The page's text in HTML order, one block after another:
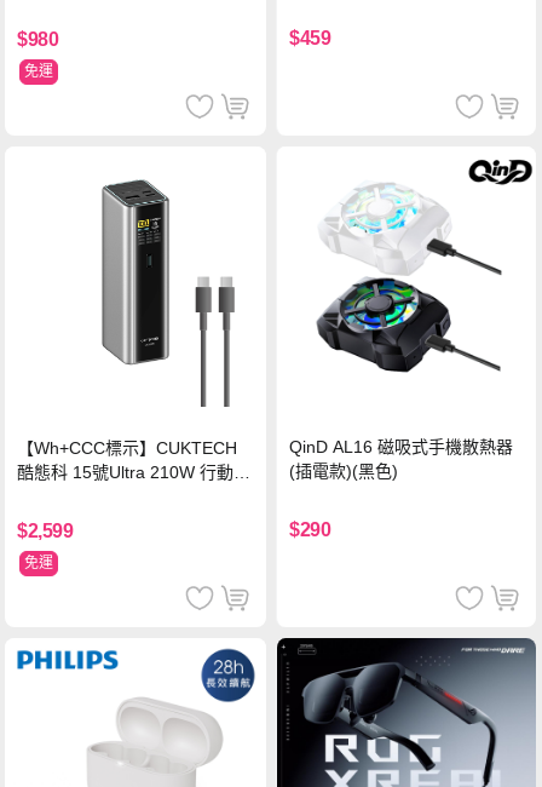
$980
免運
$459
【Wh+CCC標示】CUKTECH
酷態科 15號Ultra 210W 行動電
$2,599
免運
QinD AL16 磁吸式手機散熱器
(插電款)(黑色)
$290